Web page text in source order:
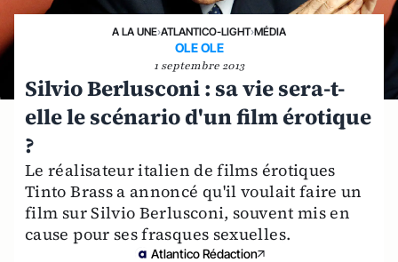
A LA UNE›ATLANTICO-LIGHT›MÉDIA
OLE OLE
1 septembre 2013
Silvio Berlusconi : sa vie sera-t-
elle le scénario d'un film érotique
?
Le réalisateur italien de films érotiques
Tinto Brass a annoncé qu'il voulait faire un
film sur Silvio Berlusconi, souvent mis en
cause pour ses frasques sexuelles.
Atlantico Rédaction